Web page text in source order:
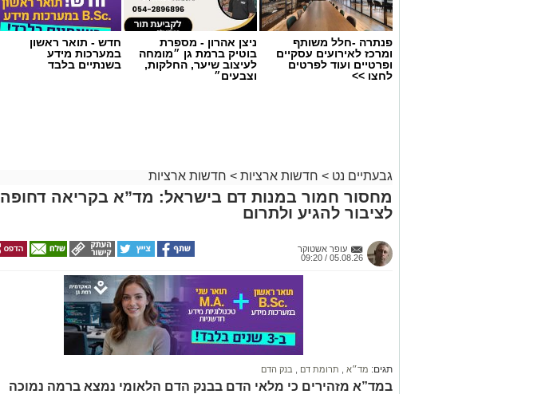
פנתרה -חלל משותף
ומרכז לאירועים עסקיים
ופרטיים ועוד לפרטים
לחצו >>
ניצן אהרון - מספרת
בוטיק ברמת גן ״מומחה
לעיצוב שיער, החלקות,
וצבעים״
חדש - תואר ראשון
במערכות מידע
בשנתיים בלבד
גבעתיים נט > חדשות ארציות > חדשות ארציות
מחסור חמור במנות דם בישראל: מד”א בקריאה דחופה
לציבור להגיע ולתרום
עופר אשטוקר
05.08.26 / 09:20
תגים: מד״א תרומת דם בנק הדם
במד”א מזהירים כי מלאי הדם בבנק הדם הלאומי נמצא ברמה נמוכה